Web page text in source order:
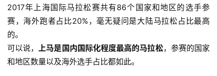
2017年上海国际马拉松赛共有86个国家和地区的选手参
赛，海外跑者占比20%，毫无疑问是大陆马拉松占比最高
的。
可以说，
上马是国内国际化程度最高的马拉松，参赛的国家
和地区数量以及海外选手占比都如此。